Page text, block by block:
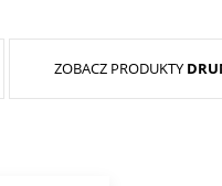
ZOBACZ PRODUKTY